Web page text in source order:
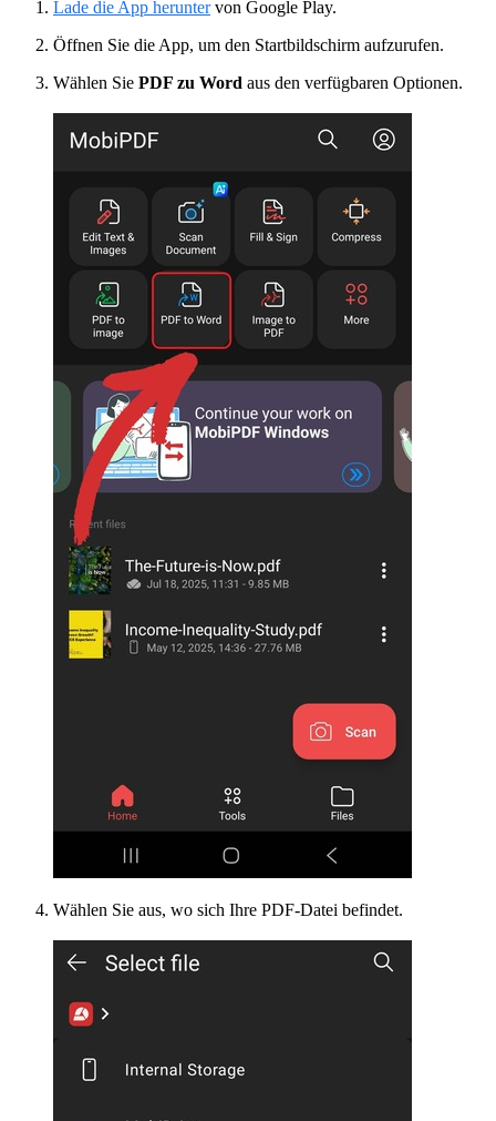
Lade die App heruntervon Google Play.
Öffnen Sie die App, um den Startbildschirm aufzurufen.
Wählen Sie PDF zu Word aus den verfügbaren Optionen.
Wählen Sie aus, wo sich Ihre PDF-Datei befindet.